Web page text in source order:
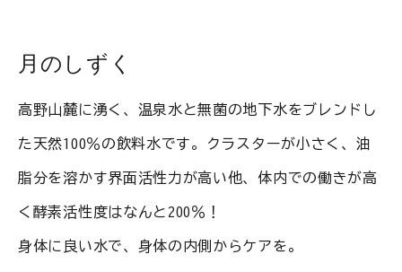
月のしずく
高野山麓に湧く、温泉水と無菌の地下水をブレンドし
た天然100％の飲料水です。クラスターが小さく、油
脂分を溶かす界面活性力が高い他、体内での働きが高
く酵素活性度はなんと200％！
身体に良い水で、身体の内側からケアを。